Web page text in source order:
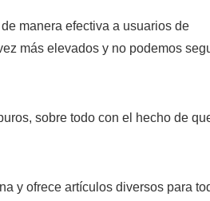
manera efectiva a usuarios de
más elevados y no podemos
sobre todo con el hecho de
y ofrece artículos diversos para